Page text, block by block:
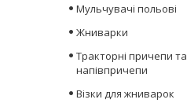
Мульчувачі польові
Жниварки
Тракторні причепи та
напівпричепи
Візки для жниварок